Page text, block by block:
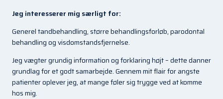
Jeg interesserer mig særligt for:
Generel tandbehandling, større behandlingsforløb, parodontal
behandling og visdomstandsfjernelse.
Jeg vægter grundig information og forklaring højt – dette danner
grundlag for et godt samarbejde. Gennem mit flair for angste
patienter oplever jeg, at mange føler sig trygge ved at komme
hos mig.